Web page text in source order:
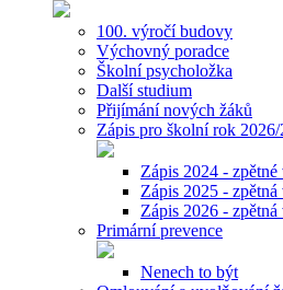
100. výročí budovy
Výchovný poradce
Školní psycholožka
Další studium
Přijímání nových žáků
Zápis pro školní rok 2026/
Zápis 2024 -
Zápis 2025 -
Zápis 2026 -
Primární prevence
Nenech to být